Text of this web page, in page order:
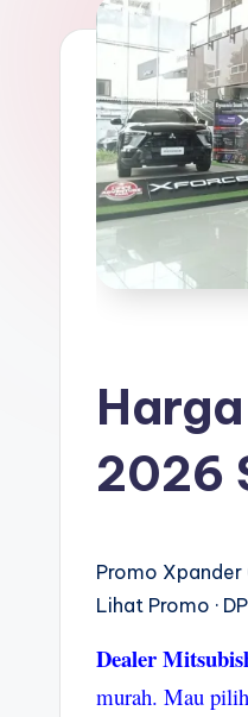
e
M
it
is
In
Diamond
Motors
Melayani
Pembelian
Tunai
Kredit
2026
Promo Xpander
Lihat Promo ·
Dealer
murah. Mau